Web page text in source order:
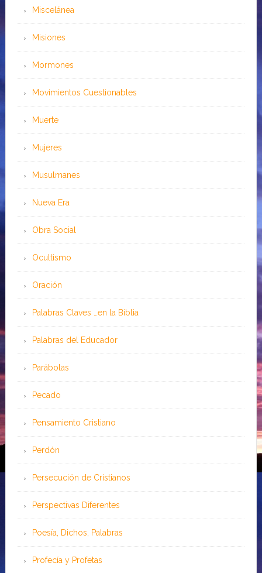
Miscelánea
Misiones
Mormones
Movimientos Cuestionables
Muerte
Mujeres
Musulmanes
Nueva Era
Obra Social
Ocultismo
Oración
Palabras Claves …en la Biblia
Palabras del Educador
Parábolas
Pecado
Pensamiento Cristiano
Perdón
Persecución de Cristianos
Perspectivas Diferentes
Poesía, Dichos, Palabras
Profecía y Profetas